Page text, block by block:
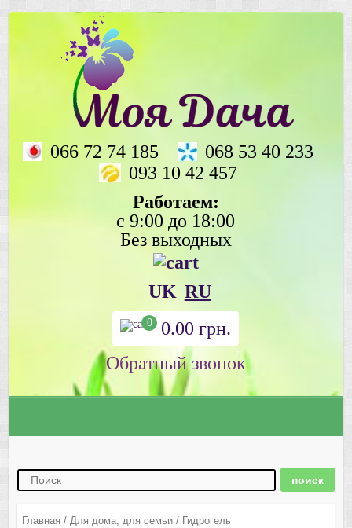
066 72 74 185
068 53 40 233
093 10 42 457
Работаем:
с 9:00 до 18:00
Без выходных
UK RU
0 0.00грн.
Главная / Для дома, для семьи/ Гидрогель